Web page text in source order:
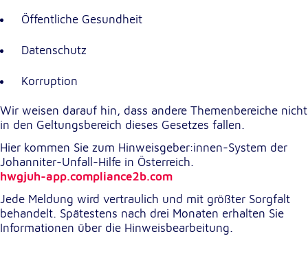
Öffentliche Gesundheit
Datenschutz
Korruption
Wir weisen darauf hin, dass andere Themenbereiche nicht
in den Geltungsbereich dieses Gesetzes fallen.
Hier kommen Sie zum Hinweisgeber:innen-System der
Johanniter-Unfall-Hilfe in Österreich.
hwgjuh-app.compliance2b.com
Jede Meldung wird vertraulich und mit größter Sorgfalt
behandelt. Spätestens nach drei Monaten erhalten Sie
Informationen über die Hinweisbearbeitung.
Name:
Erhebung von Statistiken zur Website-Nutzung
24 Stunden - 2 Jahre
Google Tag Manager
Anbieter: